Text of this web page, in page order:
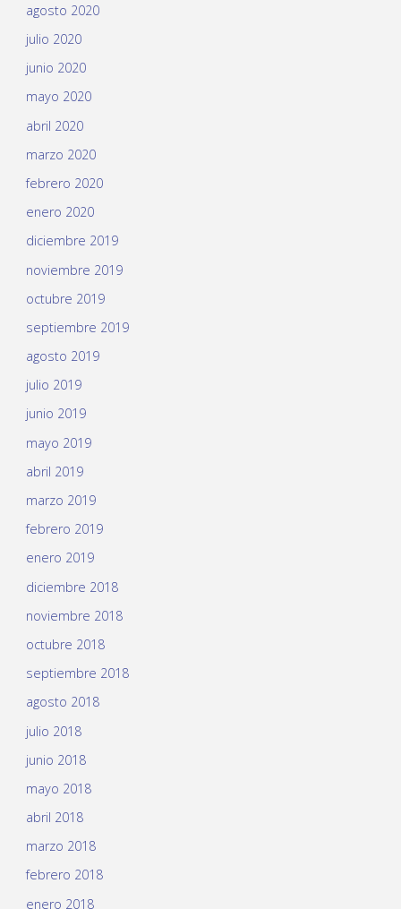
agosto 2020
julio 2020
junio 2020
mayo 2020
abril 2020
marzo 2020
febrero 2020
enero 2020
diciembre 2019
noviembre 2019
octubre 2019
septiembre 2019
agosto 2019
julio 2019
junio 2019
mayo 2019
abril 2019
marzo 2019
febrero 2019
enero 2019
diciembre 2018
noviembre 2018
octubre 2018
septiembre 2018
agosto 2018
julio 2018
junio 2018
mayo 2018
abril 2018
marzo 2018
febrero 2018
enero 2018